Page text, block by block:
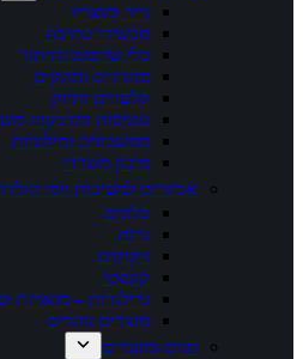
נייר ומוצריו
מכשירי כתיבה
כלי שרטוט וחיתוך
מחדדים ומחקים
קלסרים ותיוק
עטיפות ומדבקות
מחשבונים ומילוניות
מיכון משרדי
אביזרים למסיבות וימי
בלונים
נרות
זיקוקים
קונפטי
גרילנדות – מוארות
מוצרים זוהרים
חגים ומועדים